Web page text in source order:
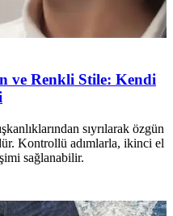
ve Renkli Stile: Kendi
sıyrılarak özgün
Kontrollü adımlarla, ikinci el
sağlanabilir.